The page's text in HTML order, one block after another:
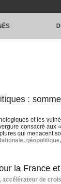
:
et les
consacré
qui menacent
, géopolitique,
la France
accélérateur de